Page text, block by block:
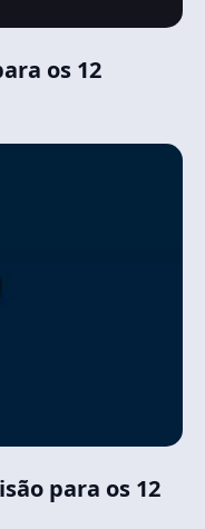
os 12
para os 12